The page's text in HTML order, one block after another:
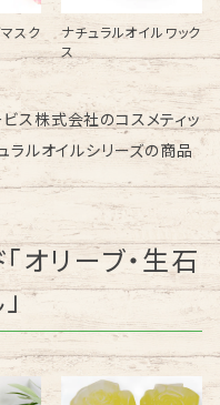
スク
ナチュラルオイルワック
ス
ス株式会社のコスメティッ
ラルオイルシリーズの商品
オリーブ・生石